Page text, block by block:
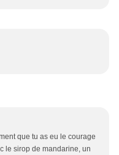
que tu as eu le courage
le sirop de mandarine, un